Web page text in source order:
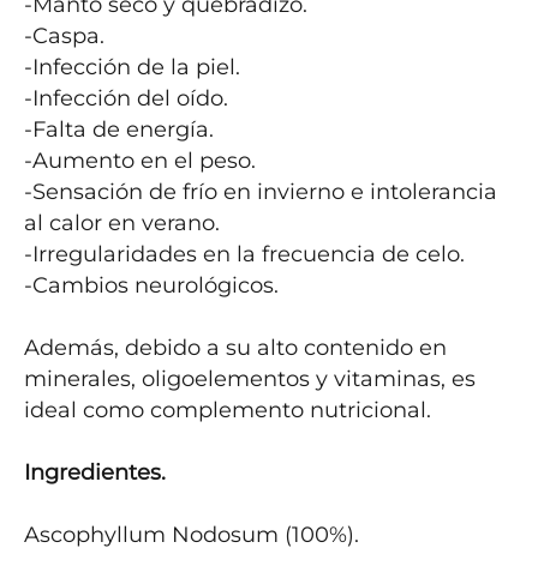
-Caspa.
-Infección de la piel.
-Infección del oído.
-Falta de energía.
-Aumento en el peso.
-Sensación de frío en invierno e intolerancia
al calor en verano.
-Irregularidades en la frecuencia de celo.
-Cambios neurológicos.
Además, debido a su alto contenido en
minerales, oligoelementos y vitaminas, es
ideal como complemento nutricional.
Ingredientes.
Ascophyllum Nodosum (100%).